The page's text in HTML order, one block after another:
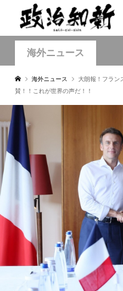
海外ニュース
海外ニュース
大朗報！フラン
賛！！これが世界の声だ！！